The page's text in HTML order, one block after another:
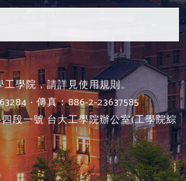
學院，請詳見使用規則。
‧ 傳真：886-2-23637585
段一號 台大工學院辦公室(工學院綜